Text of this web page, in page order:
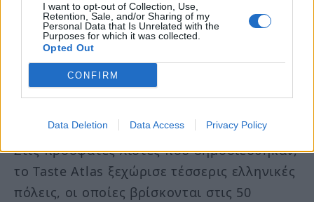
I want to opt-out of Collection, Use,
Retention, Sale, and/or Sharing of my
Personal Data that Is Unrelated with the
Purposes for which it was collected.
Opted Out
CONFIRM
Data Deletion Data Access Privacy Policy
Λίγους μήνες πριν, οδηγός γευσιγνωσίας
είχε συμπεριλάβει στη λίστα με τα 150
θρυλικά γλυκοπωλεία στον κόσμο τα
«Τρίγωνα Ελενίδης», που φιγουράριζαν
Στις πρόσφατες λίστες που δημοσιεύθηκαν,
το Taste Atlas ξεχώρισε τέσσερις ελληνικές
πόλεις, οι οποίες βρίσκονται στις 50